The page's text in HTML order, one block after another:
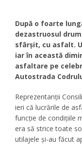
După o foarte
dezastruosul
sfârșit, cu asfalt.
iar în această
asfaltare pe
Autostrada
Reprezentanții
ieri că lucrările de
funcție de condițiile
era să strice toate
utilajele și-au făcut